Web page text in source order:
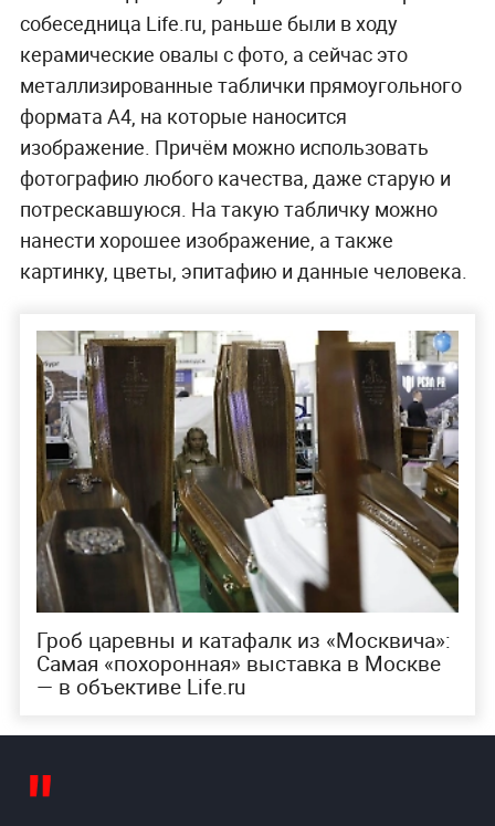
собеседница Life.ru, раньше были в ходу
керамические овалы с фото, а сейчас это
металлизированные таблички прямоугольного
формата А4, на которые наносится
изображение. Причём можно использовать
фотографию любого качества, даже старую и
потрескавшуюся. На такую табличку можно
нанести хорошее изображение, а также
картинку, цветы, эпитафию и данные человека.
Гроб царевны и катафалк из «Москвича»:
Самая «похоронная» выставка в Москве
— в объективе Life.ru